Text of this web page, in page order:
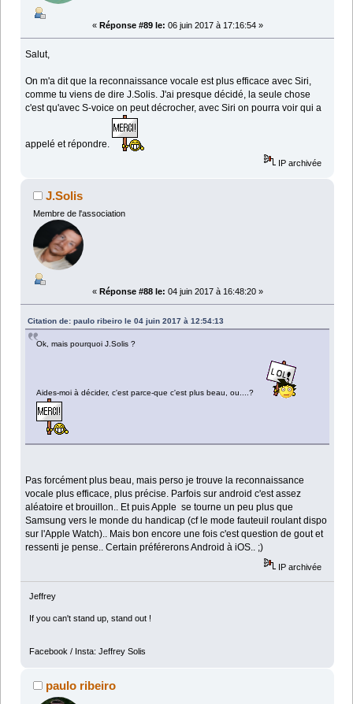
« Réponse #89 le: 06 juin 2017 à 17:16:54 »
Salut,
On m'a dit que la reconnaissance vocale est plus efficace avec Siri,
comme tu viens de dire J.Solis. J'ai presque décidé, la seule chose
c'est qu'avec S-voice on peut décrocher, avec Siri on pourra voir qui a
appelé et répondre.
IP archivée
J.Solis
Membre de l'association
« Réponse #88 le: 04 juin 2017 à 16:48:20 »
Citation de: paulo ribeiro le 04 juin 2017 à 12:54:13
Ok, mais pourquoi J.Solis ?
Aides-moi à décider, c'est parce-que c'est plus beau, ou....?
Pas forcément plus beau, mais perso je trouve la reconnaissance
vocale plus efficace, plus précise. Parfois sur android c'est assez
aléatoire et brouillon.. Et puis Apple se tourne un peu plus que
Samsung vers le monde du handicap (cf le mode fauteuil roulant dispo
sur l'Apple Watch).. Mais bon encore une fois c'est question de gout et
ressenti je pense.. Certain préférerons Android à iOS.. ;)
IP archivée
Jeffrey
If you can't stand up, stand out !
Facebook / Insta: Jeffrey Solis
paulo ribeiro